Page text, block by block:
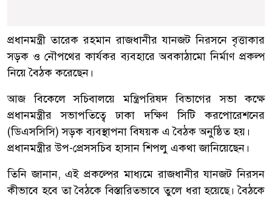
প্রধানমন্ত্রী তারেক রহমান রাজধানীর যানজট নিরসনে বৃত্তাকার
সড়ক ও নৌপথের কার্যকর ব্যবহারে অবকাঠামো নির্মাণ প্রকল্প
নিয়ে বৈঠক করেছেন।
আজ বিকেলে সচিবালয়ে মন্ত্রিপরিষদ বিভাগের সভা কক্ষে
প্রধানমন্ত্রীর সভাপতিত্বে ঢাকা দক্ষিণ সিটি করপোরেশনের
(ডিএসসিসি) সড়ক ব্যবস্থাপনা বিষয়ক এ বৈঠক অনুষ্ঠিত হয়।
প্রধানমন্ত্রীর উপ-প্রেসসচিব হাসান শিপলু একথা জানিয়েছেন।
তিনি জানান, এই প্রকল্পের মাধ্যমে রাজধানীর যানজট নিরসন
কীভাবে হবে তা বৈঠকে বিস্তারিতভাবে তুলে ধরা হয়েছে। বৈঠকে